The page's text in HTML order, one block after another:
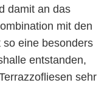
damit an das
mit den
eine besonders
entstanden,
sehr